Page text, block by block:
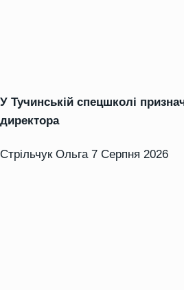
У Тучинській спецшколі
директора
Стрільчук Ольга 7 Серпня 2026